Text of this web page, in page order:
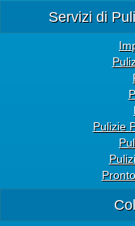
Servizi di
Pulizie